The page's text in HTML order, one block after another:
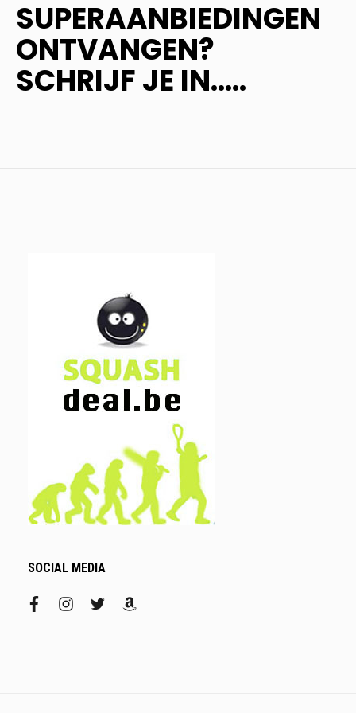
SUPERAANBIEDINGEN
ONTVANGEN?
SCHRIJF JE IN.....
SOCIAL MEDIA
facebookinstagram
twitteramazon